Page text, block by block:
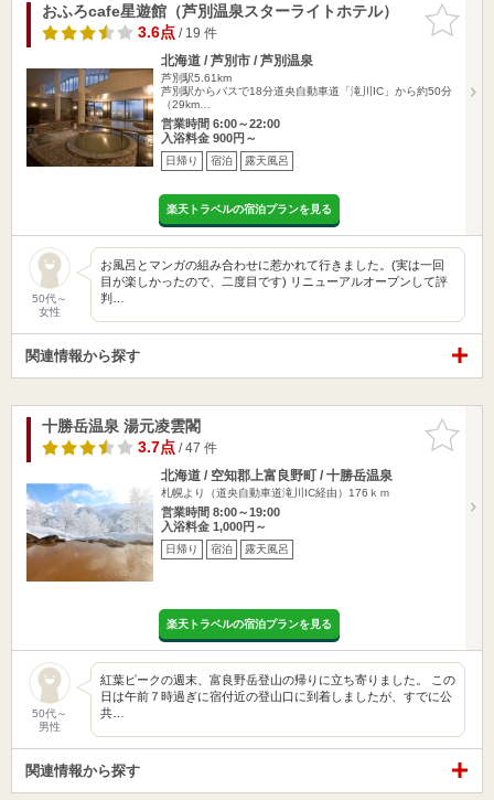
お気に入
りに追加
おふろcafe星遊館（芦別温泉スターライトホテル）
3.6点/ 19 件
北海道 / 芦別市 / 芦別温泉
芦別駅5.61km
芦別駅からバスで18分道央自動車道「滝川IC」から約50分
（29km…
営業時間 6:00～22:00
入浴料金 900円～
日帰り 宿泊 露天風呂
楽天トラベルの宿泊プランを見る
50代～
女性
お風呂とマンガの組み合わせに惹かれて行きました。(実は一回
目が楽しかったので、二度目です) リニューアルオープンして評
判…
関連情報から探す
お気に入
りに追加
十勝岳温泉 湯元凌雲閣
3.7点/ 47 件
北海道 / 空知郡上富良野町 / 十勝岳温泉
札幌より（道央自動車道滝川IC経由）176ｋｍ
営業時間 8:00～19:00
入浴料金 1,000円～
日帰り 宿泊 露天風呂
楽天トラベルの宿泊プランを見る
50代～
男性
紅葉ピークの週末、富良野岳登山の帰りに立ち寄りました。 この
日は午前７時過ぎに宿付近の登山口に到着しましたが、すでに公
共…
関連情報から探す